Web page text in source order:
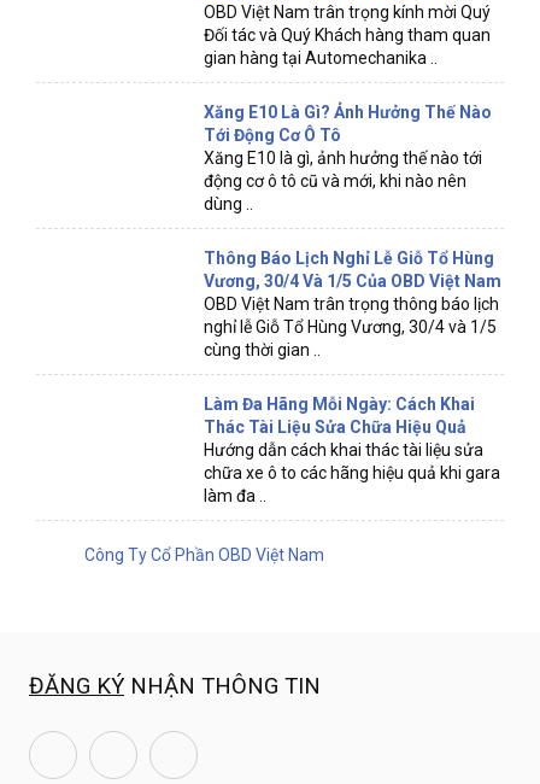
OBD Việt Nam trân trọng kính mời Quý
Đối tác và Quý Khách hàng tham quan
gian hàng tại Automechanika ..
Xăng E10 Là Gì? Ảnh Hưởng Thế Nào
Tới Động Cơ Ô Tô
Xăng E10 là gì, ảnh hưởng thế nào tới
động cơ ô tô cũ và mới, khi nào nên
dùng ..
Thông Báo Lịch Nghỉ Lễ Giỗ Tổ Hùng
Vương, 30/4 Và 1/5 Của OBD Việt Nam
OBD Việt Nam trân trọng thông báo lịch
nghỉ lễ Giỗ Tổ Hùng Vương, 30/4 và 1/5
cùng thời gian ..
Làm Đa Hãng Mỗi Ngày: Cách Khai
Thác Tài Liệu Sửa Chữa Hiệu Quả
Hướng dẫn cách khai thác tài liệu sửa
chữa xe ô to các hãng hiệu quả khi gara
làm đa ..
Công Ty Cổ Phần OBD Việt Nam
ĐĂNG KÝ NHẬN THÔNG TIN